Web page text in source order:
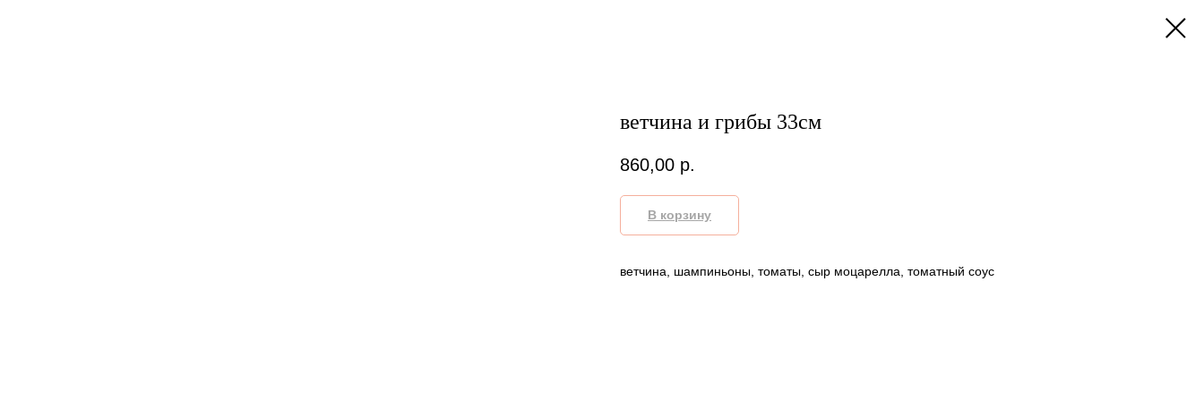
ветчина и грибы 33см
860,00 р.
В корзину
ветчина, шампиньоны, томаты, сыр моцарелла, томатный соус